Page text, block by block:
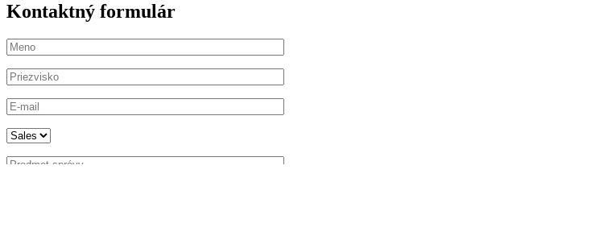
Kontaktný formulár